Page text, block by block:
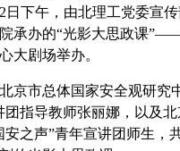
日下午，由北理工党委宣
承办的“光影大思政课
大剧场举办。
京市总体国家安全观研究
团指导教师张丽娜，以及
安之声”青年宣讲团师生，